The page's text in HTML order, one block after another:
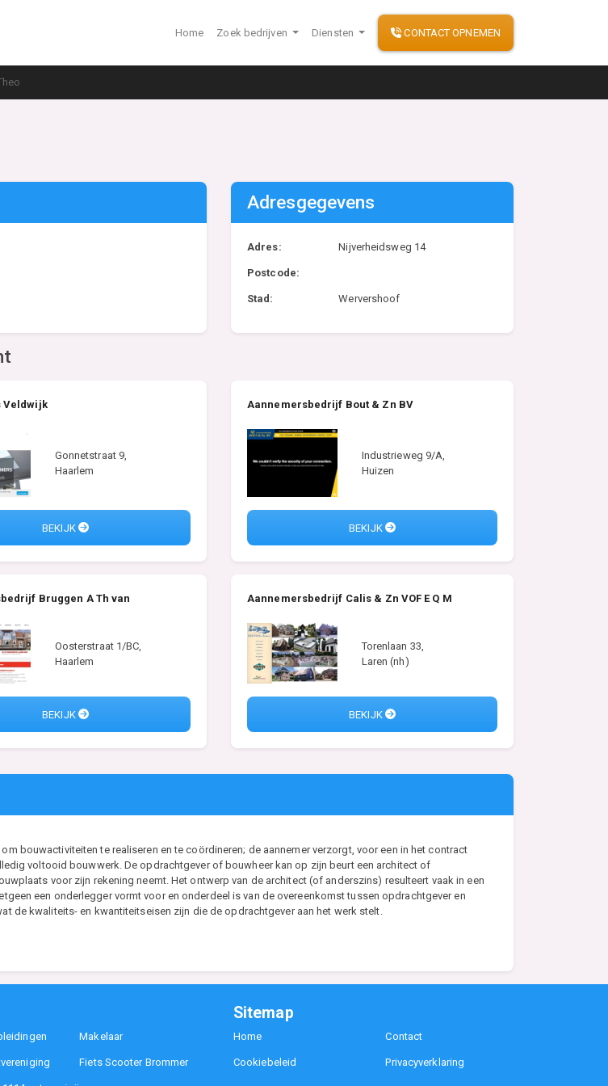
Home Zoek bedrijven Diensten CONTACT OPNEMEN
Adresgegevens
Adres: Nijverheidsweg 14
Postcode:
Stad: Wervershoof
Veldwijk
Gonnetstraat 9,
Haarlem
BEKIJK
Aannemersbedrijf Bout & Zn BV
Industrieweg 9/A,
Huizen
BEKIJK
Bruggen A Th van
Oosterstraat 1/BC,
Haarlem
BEKIJK
Aannemersbedrijf Calis & Zn VOF E Q M
Torenlaan 33,
Laren (nh)
BEKIJK
bouwactiviteiten te realiseren en te coördineren; de aannemer verzorgt, voor een in het contract
voltooid bouwwerk. De opdrachtgever of bouwheer kan op zijn beurt een architect of
voor zijn rekening neemt. Het ontwerp van de architect (of anderszins) resulteert vaak in een
een onderlegger vormt voor en onderdeel is van de overeenkomst tussen opdrachtgever en
de kwaliteits- en kwantiteitseisen zijn die de opdrachtgever aan het werk stelt.
Makelaar
Fiets Scooter Brommer
Sitemap
Home Contact
Cookiebeleid Privacyverklaring